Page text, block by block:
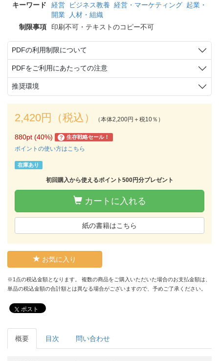
キーワード
経営 ビジネス教養 経営・マーケティング 起業・
開業
人材・組織
制限事項
印刷不可・テキストのコピー不可
PDFの利用制限について
PDFをご利用にあたっての注意
推奨環境
2,420円（税込） （本体2,200円＋税10％）
880pt (40%) ? 生存戦略セール！
ポイントの使い方はこちら
在庫あり
初回購入から使えるポイント500円分プレゼント
カートに入れる
紙の書籍はこちら
お気に入り
※1点の税込金額となります。 複数の商品をご購入いただいた場合のお支払金額は、
単品の税込金額の合計額とは異なる場合がございますので、予めご了承ください。
ポスト
概要 目次 問い合わせ